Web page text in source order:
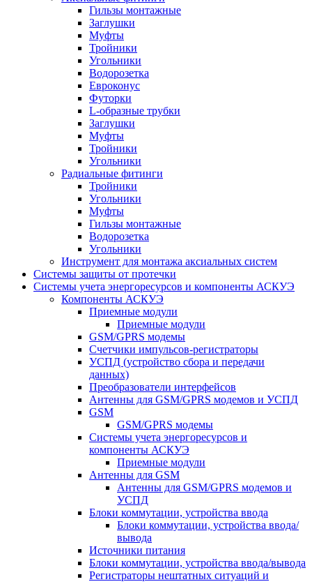
Гильзы монтажные
Заглушки
Муфты
Тройники
Угольники
Водорозетка
Евроконус
Футорки
L-образные трубки
Заглушки
Муфты
Тройники
Угольники
Радиальные фитинги
Тройники
Угольники
Муфты
Гильзы монтажные
Водорозетка
Угольники
Инструмент для монтажа аксиальных систем
Системы защиты от протечки
Системы учета энергоресурсов и компоненты АСКУЭ
Компоненты АСКУЭ
Приемные модули
Приемные модули
GSM/GPRS модемы
Счетчики импульсов-регистраторы
УСПД (устройство сбора и передачи
данных)
Преобразователи интерфейсов
Антенны для GSM/GPRS модемов и УСПД
GSM
GSM/GPRS модемы
Системы учета энергоресурсов и
компоненты АСКУЭ
Приемные модули
Антенны для GSM
Антенны для GSM/GPRS модемов и
УСПД
Блоки коммутации, устройства ввода
Блоки коммутации, устройства ввода/
вывода
Источники питания
Блоки коммутации, устройства ввода/вывода
Регистраторы нештатных ситуаций и